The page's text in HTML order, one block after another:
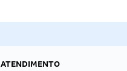
ATENDIMENTO